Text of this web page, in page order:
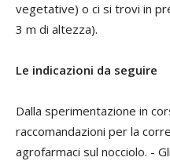
vegetative) o ci si trovi in
3 m di altezza).
Le indicazioni da seguire
Dalla sperimentazione in
raccomandazioni per la
agrofarmaci sul nocciolo. -